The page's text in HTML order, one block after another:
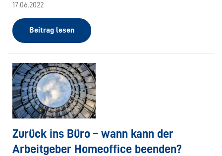
17.06.2022
Beitrag lesen
Zurück ins Büro – wann kann der
Arbeitgeber Homeoffice beenden?